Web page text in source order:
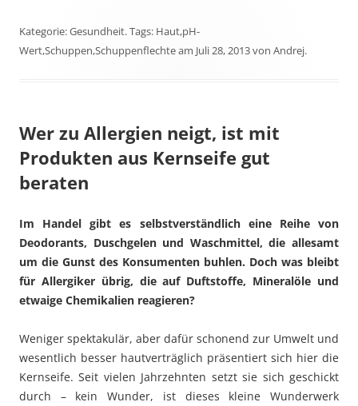
Kategorie:Gesundheit. Tags: Haut,pH-
Wert,Schuppen,Schuppenflechteam Juli 28, 2013von Andrej.
Wer zu Allergien neigt, ist mit
Produkten aus Kernseife gut
beraten
Im Handel gibt es selbstverständlich eine Reihe von
Deodorants, Duschgelen und Waschmittel, die allesamt
um die Gunst des Konsumenten buhlen. Doch was bleibt
für Allergiker übrig, die auf Duftstoffe, Mineralöle und
etwaige Chemikalien reagieren?
Weniger spektakulär, aber dafür schonend zur Umwelt und
wesentlich besser hautverträglich präsentiert sich hier die
Kernseife. Seit vielen Jahrzehnten setzt sie sich geschickt
durch – kein Wunder, ist dieses kleine Wunderwerk